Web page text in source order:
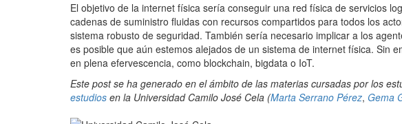
El objetivo de la internet física sería conseguir una red física de servicios
cadenas de suministro fluidas con recursos compartidos para todos los
sistema robusto de seguridad. También sería necesario implicar a los
es posible que aún estemos alejados de un sistema de internet física. Sin
en plena efervescencia, como blockchain, bigdata o IoT.
Este post se ha generado en el ámbito de las materias cursadas por los
estudios en la Universidad Camilo José Cela (Marta Serrano Pérez, Gema